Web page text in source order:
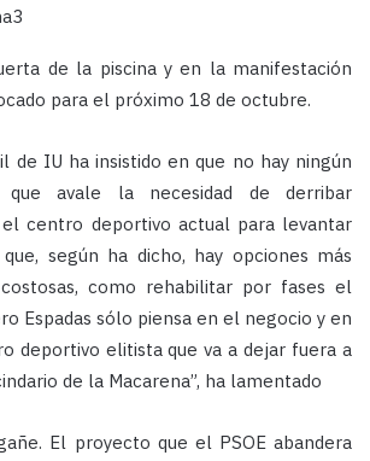
de la piscina y en la manifestación
para el próximo 18 de octubre.
de IU ha insistido en que no hay ningún
avale la necesidad de derribar
centro deportivo actual para levantar
según ha dicho, hay opciones más
como rehabilitar por fases el
Espadas sólo piensa en el negocio y en
deportivo elitista que va a dejar fuera a
de la Macarena”, ha lamentado
El proyecto que el PSOE abandera